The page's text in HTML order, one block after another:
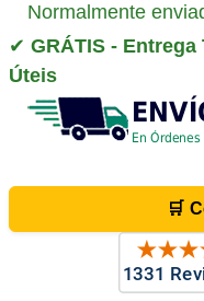
Normalmente
✔ GRÁTIS -
Úteis
🛒